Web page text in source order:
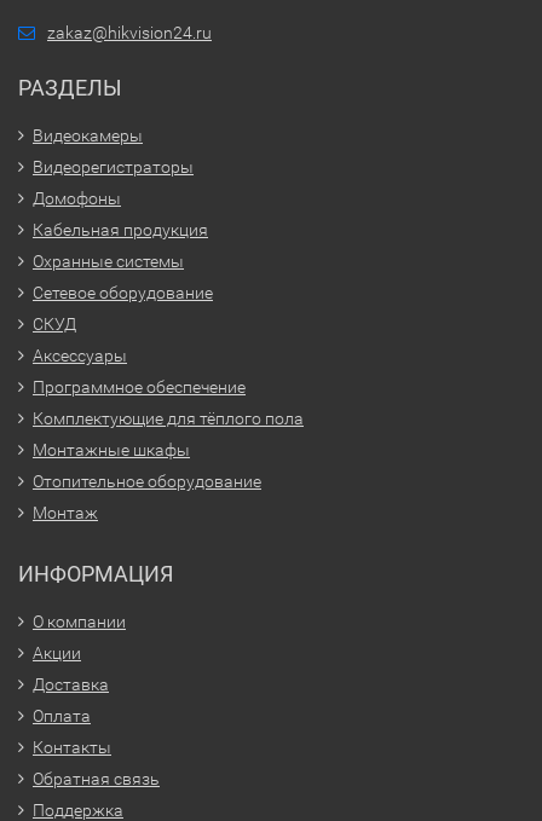
zakaz@hikvision24.ru
РАЗДЕЛЫ
Видеокамеры
Видеорегистраторы
Домофоны
Кабельная продукция
Охранные системы
Сетевое оборудование
СКУД
Аксессуары
Программное обеспечение
Комплектующие для тёплого пола
Монтажные шкафы
Отопительное оборудование
Монтаж
ИНФОРМАЦИЯ
О компании
Акции
Доставка
Оплата
Контакты
Обратная связь
Поддержка